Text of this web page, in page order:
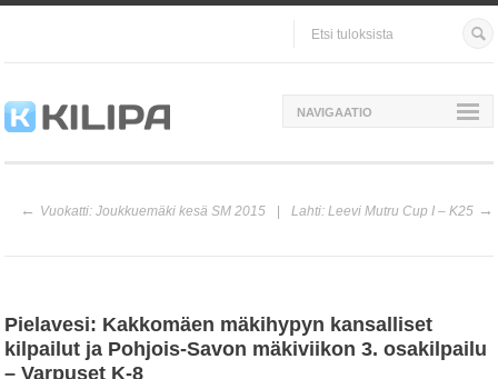
NAVIGAATIO
Vuokatti: Joukkuemäki kesä SM 2015 Lahti: Leevi Mutru Cup I – K25
Pielavesi: Kakkomäen mäkihypyn kansalliset
kilpailut ja Pohjois-Savon mäkiviikon 3. osakilpailu
– Varpuset K-8